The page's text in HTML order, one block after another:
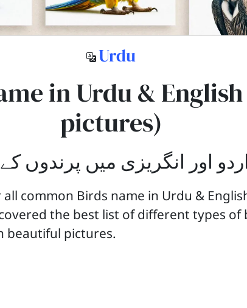
Urdu
in Urdu &
pictures)
اور انگریزی میں پرندوں
common Birds name in Urdu &
the best list of different types of
beautiful pictures.